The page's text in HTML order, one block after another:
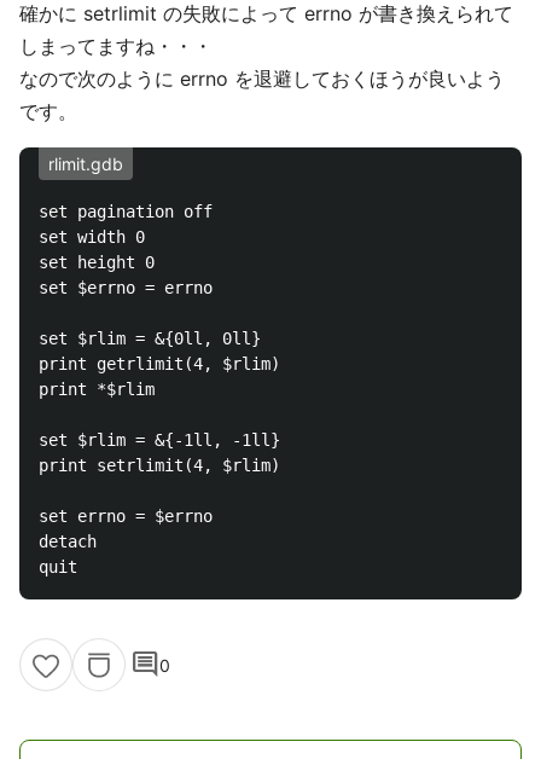
確かに setrlimit の失敗によって errno が書き換えられて
しまってますね・・・
なので次のように errno を退避しておくほうが良いよう
です。
rlimit.gdb
set pagination off
set width 0
set height 0
set $errno = errno
set $rlim = &{0ll, 0ll}
print getrlimit(4, $rlim)
print *$rlim
set $rlim = &{-1ll, -1ll}
print setrlimit(4, $rlim)
set errno = $errno
detach
comment0